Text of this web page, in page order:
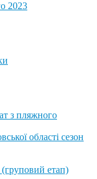
2023
з пляжного
області сезон
етап)